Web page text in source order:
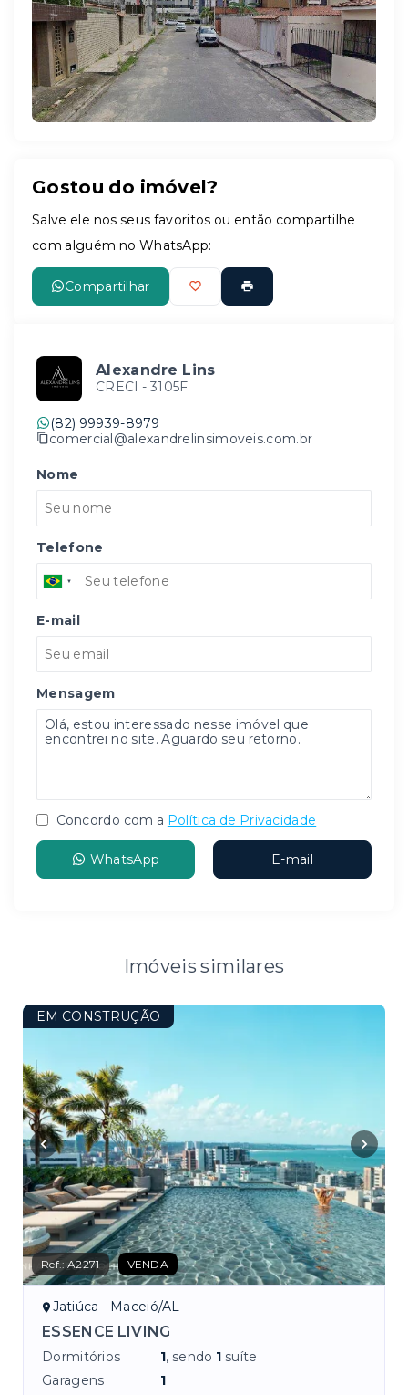
Leaflet
Gostou do imóvel?
Salve ele nos seus favoritos ou então compartilhe
com alguém no WhatsApp:
Compartilhar
Alexandre Lins
CRECI - 3105F
(82) 99939-8979
comercial@alexandrelinsimoveis.com.br
Nome
Telefone
E-mail
Mensagem
Concordo com a Política de Privacidade
WhatsApp E-mail
Imóveis similares
EM CONSTRUÇÃO
Ref.:A2271 VENDA
Jatiúca - Maceió/AL
ESSENCE LIVING
Dormitórios 1, sendo 1 suíte
Garagens
1